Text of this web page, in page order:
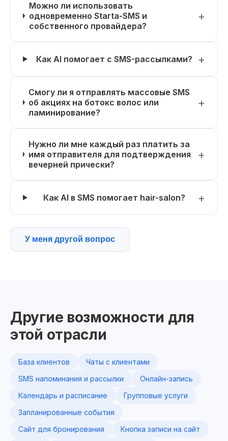
Можно ли использовать
одновременно Starta-SMS и
собственного провайдера?
Как AI помогает с SMS-рассылками?
Смогу ли я отправлять массовые SMS
об акциях на ботокс волос или
ламинирование?
Нужно ли мне каждый раз платить за
имя отправителя для подтверждения
вечерней прически?
Как AI в SMS помогает hair-salon?
У меня другой вопрос
Другие возможности для
этой отрасли
База клиентов
Чаты с клиентами
SMS напоминания и рассылки
Онлайн-запись
Календарь и расписание
Групповые услуги
Запланированные события
Сайт для бронирования
Кнопка записи на сайт